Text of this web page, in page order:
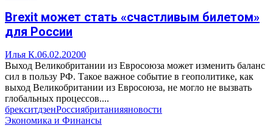
Brexit может стать «счастливым билетом»
для России
Илья К.06.02.20200
Выход Великобритании из Евросоюза может изменить баланс
сил в пользу РФ. Такое важное событие в геополитике, как
выход Великобритании из Евросоюза, не могло не вызвать
глобальных процессов....
брекситдзенРоссиябританияяновости
Экономика и Финансы